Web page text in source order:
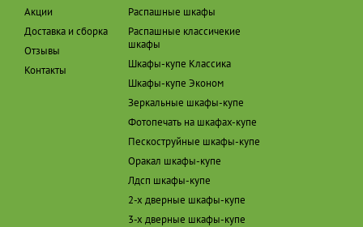
Акции
Доставка и сборка
Отзывы
Контакты
Распашные шкафы
Распашные классичекие
шкафы
Шкафы-купе Классика
Шкафы-купе Эконом
Зеркальные шкафы-купе
Фотопечать на шкафах-купе
Пескоструйные шкафы-купе
Оракал шкафы-купе
Лдсп шкафы-купе
2-х дверные шкафы-купе
3-х дверные шкафы-купе